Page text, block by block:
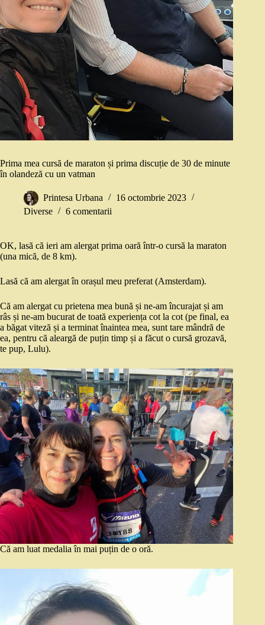
Prima mea cursă de maraton și prima discuție de 30 de minute
în olandeză cu un vatman
Printesa Urbana
16 octombrie 2023
Diverse
6 comentarii
OK, lasă că ieri am alergat prima oară într-o cursă la maraton
(una mică, de 8 km).
Lasă că am alergat în orașul meu preferat (Amsterdam).
Că am alergat cu prietena mea bună și ne-am încurajat și am
râs și ne-am bucurat de toată experiența cot la cot (pe final, ea
a băgat viteză și a terminat înaintea mea, sunt tare mândră de
ea, pentru că aleargă de puțin timp și a făcut o cursă grozavă,
te pup, Lulu).
Că am luat medalia în mai puțin de o oră.